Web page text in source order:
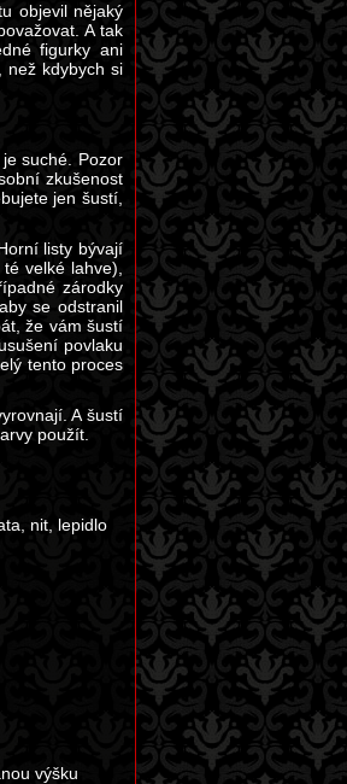
objevil nějaký
A tak
figurky ani
než kdybych si
suché. Pozor
zkušenost
jen šustí,
listy bývají
velké lahve),
zárodky
se odstranil
že vám šustí
povlaku
tento proces
A šustí
použít.
nit, lepidlo
výšku